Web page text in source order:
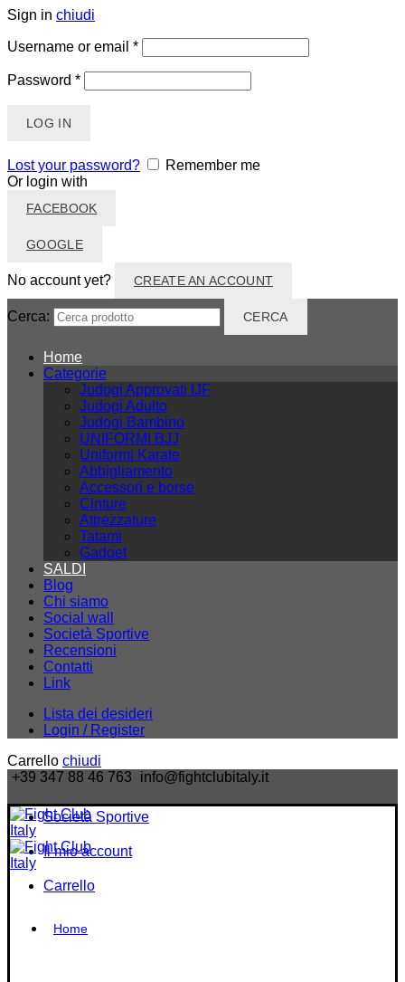
Sign in chiudi
Username or email *
Password *
LOG IN
Lost your password?
Remember me
Or login with
FACEBOOK
GOOGLE
No account yet? CREATE AN ACCOUNT
Cerca: CERCA
Home
Categorie
Judogi Approvati IJF
Judogi Adulto
Judogi Bambino
UNIFORMI BJJ
Uniformi Karate
Abbigliamento
Accessori e borse
Cinture
Attrezzature
Tatami
Gadget
SALDI
Blog
Chi siamo
Social wall
Società Sportive
Recensioni
Contatti
Link
Lista dei desideri
Login / Register
Carrello chiudi
+39 347 88 46 763
info@fightclubitaly.it
Società Sportive
Il mio account
Carrello
Home